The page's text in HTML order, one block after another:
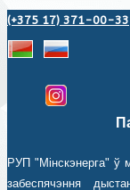
(+375 17) 371-00-33
РУП "Мінскэнерга" ў
забеспячэння